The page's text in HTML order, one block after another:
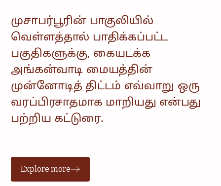
முசாபர்பூரின் பாகுலியில்
வெள்ளத்தால் பாதிக்கப்பட்ட
பகுதிகளுக்கு, கையடக்க
அங்கன்வாடி மையத்தின்
முன்னோடித் திட்டம் எவ்வாறு ஒரு
வரப்பிரசாதமாக மாறியது என்பது
பற்றிய கட்டுரை.
Explore more